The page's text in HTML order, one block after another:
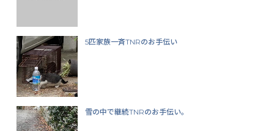
5匹家族一斉TNRのお手伝い
雪の中で継続TNRのお手伝い。